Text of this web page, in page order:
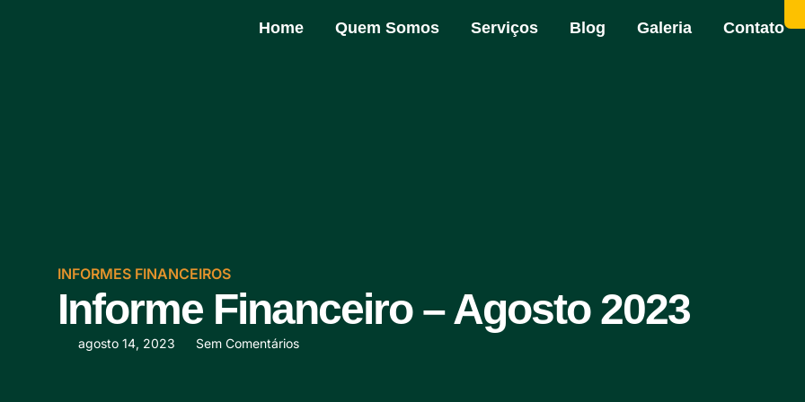
Home Quem Somos Serviços Blog Galeria Contato
INFORMES FINANCEIROS
Informe Financeiro – Agosto 2023
agosto 14, 2023 Sem Comentários